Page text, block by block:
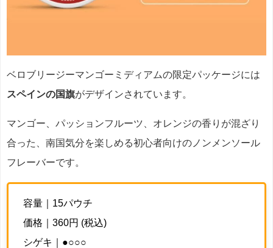
ベロブリージーマンゴーミディアムの限定パッケージには
スペインの国旗がデザインされています。
マンゴー、パッションフルーツ、オレンジの香りが混ざり
合った、南国気分を楽しめる初心者向けのノンメンソール
フレーバーです。
容量｜15パウチ
価格｜360円 (税込)
シゲキ｜●○○○